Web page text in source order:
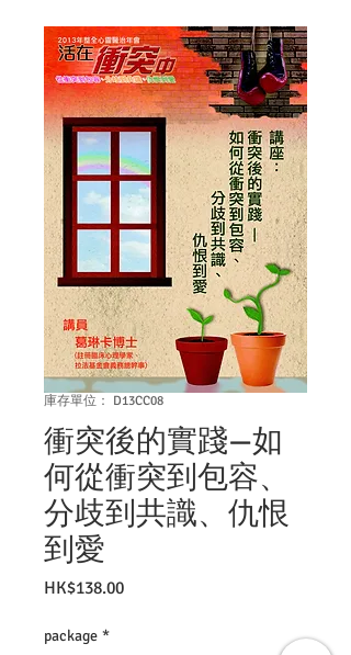
庫存單位： D13CC08
衝突後的實踐—如
何從衝突到包容、
分歧到共識、仇恨
到愛
HK$138.00價
package *